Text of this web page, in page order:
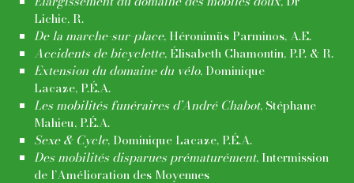
Lichic, R.
De la marche-sur-place, Héronimüs Parminos, A.E.
Accidents de bicyclette, Élisabeth Chamontin, P.P. & R.
Extension du domaine du vélo, Dominique
Lacaze, P.É.A.
Les mobilités funéraires d’André Chabot, Stéphane
Mahieu, P.É.A.
Sexe & Cycle, Dominique Lacaze, P.É.A.
Des mobilités disparues prématurément, Intermission
de l’Amélioration des Moyennes